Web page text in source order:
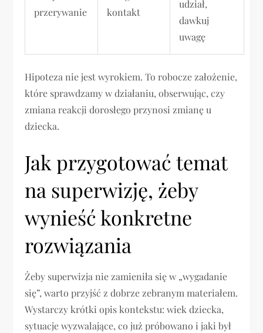
przerywanie
kontakt
udział,
dawkuj
uwagę
Hipoteza nie jest wyrokiem. To robocze założenie,
które sprawdzamy w działaniu, obserwując, czy
zmiana reakcji dorosłego przynosi zmianę u
dziecka.
Jak przygotować temat
na superwizję, żeby
wynieść konkretne
rozwiązania
Żeby superwizja nie zamieniła się w „wygadanie
się”, warto przyjść z dobrze zebranym materiałem.
Wystarczy krótki opis kontekstu: wiek dziecka,
sytuacje wyzwalające, co już próbowano i jaki był